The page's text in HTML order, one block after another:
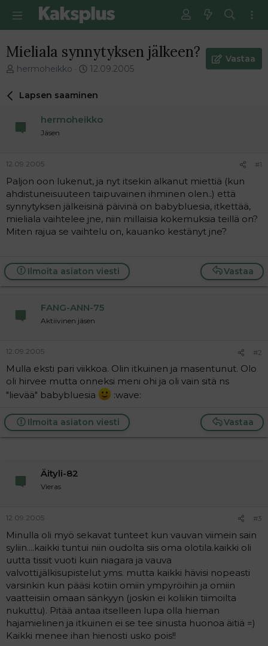
Mieliala synnytyksen jälkeen?
V
e
i
t
u
n
a
l
o
t
a
j
hermoheikko
E
s
m
m
n
v
i
e
s
12.09.2005
Vastaa
Lapsen saaminen
hermoheikko
Jäsen
12.09.2005 #1
Paljon oon lukenut, ja nyt itsekin alkanut miettiä (kun
ahdistuneisuuteen taipuvainen ihminen olen..) että
synnytyksen jälkeisinä päivinä on babybluesia, itkettää,
mieliala vaihtelee jne, niin millaisia kokemuksia teillä on?
Miten rajua se vaihtelu on, kauanko kestänyt jne?
Vastaa
Ilmoita asiaton viesti
FANG-ANN-75
Aktiivinen jäsen
12.09.2005 #2
Mulla eksti pari viikkoa. Olin itkuinen ja masentunut. Olo
oli hirvee mutta onneksi meni ohi ja oli vain sitä ns
"lievää" babybluesia
:wave:
Vastaa
Ilmoita asiaton viesti
Äityli-82
Vieras
12.09.2005 #3
Minulla oli myö sekavat tunteet kun vauvan viimein sain
syliin....kaikki tuntui niin oudolta siis oma olotila.kaikki oli
uutta tissit vuoti kuin niagara ja vauva
valvotti,jälkisupistelut yms. mutta kaikki hävisi nopeasti
varsinkin kun pääsi kotiin omiin ympyröihin ja omiin
vaatteisiin omaan sänkyyn (joskin ei koliikin tiimoilta
nukuttu). Pitää antaa itselleen lupa olla hieman
hajamielinen ja itkuinen ei se tee sinusta huonoa äitiä =)
Kaikki menee ihan hienosti usko pois!!